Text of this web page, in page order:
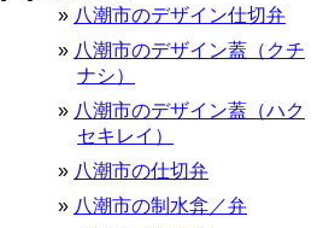
八潮市のデザイン仕切弁
八潮市のデザイン蓋（クチ
ナシ）
八潮市のデザイン蓋（ハク
セキレイ）
八潮市の仕切弁
八潮市の制水弇／弁